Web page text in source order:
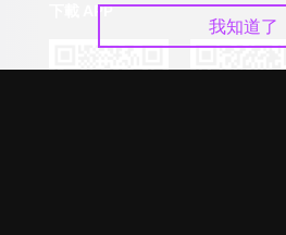
下載 APP
我知道了